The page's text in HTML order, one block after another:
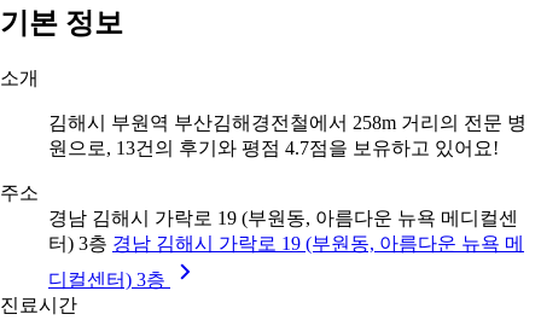
기본 정보
소개
김해시 부원역 부산김해경전철에서 258m 거리의 전문 병
원으로, 13건의 후기와 평점 4.7점을 보유하고 있어요!
주소
경남 김해시 가락로 19 (부원동, 아름다운 뉴욕 메디컬센
터) 3층 경남 김해시 가락로 19 (부원동, 아름다운 뉴욕 메
디컬센터) 3층
진료시간